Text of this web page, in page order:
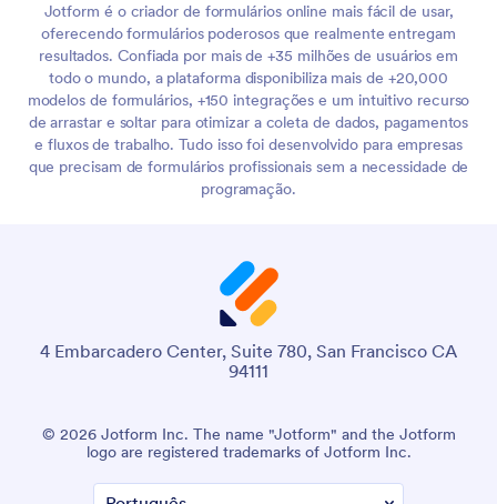
Jotform é o criador de formulários online mais fácil de usar,
oferecendo formulários poderosos que realmente entregam
resultados. Confiada por mais de +35 milhões de usuários em
todo o mundo, a plataforma disponibiliza mais de +20,000
modelos de formulários, +150 integrações e um intuitivo recurso
de arrastar e soltar para otimizar a coleta de dados, pagamentos
e fluxos de trabalho. Tudo isso foi desenvolvido para empresas
que precisam de formulários profissionais sem a necessidade de
programação.
4 Embarcadero Center, Suite 780, San Francisco CA
94111
© 2026 Jotform Inc. The name "Jotform" and the Jotform
logo are registered trademarks of Jotform Inc.